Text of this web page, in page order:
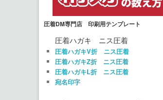
圧着DM専門店 印刷用テンプレート
圧着ハガキ ニス圧着
圧着ハガキV折 ニス圧着
圧着ハガキZ折 ニス圧着
圧着ハガキL折 ニス圧着
宛名印字